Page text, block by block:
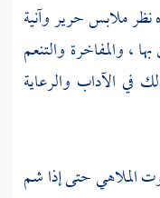
نظر ملابس حرير وآنية
، والمفاخرة والتنعم
في الآداب والرعاية
الملاهي حتى إذا شم